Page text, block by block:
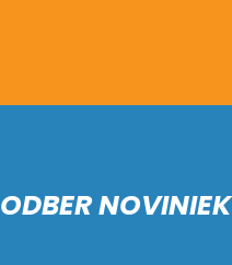
ODBER NOVINIEK